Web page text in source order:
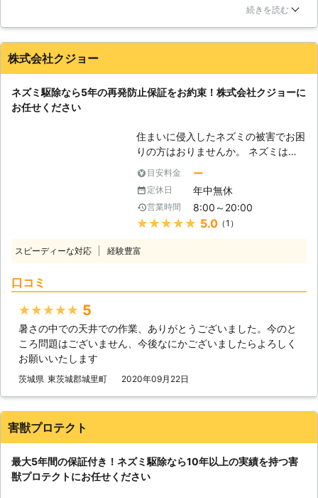
ネズミの体長は20cm程度でしっぽが
長く、耳も大きく見た目はハムスター
なので可愛いのですが、クマネズミの
来るだけ早く駆除する事をオススメ致
します。ねずみ駆除なら株式会社防除
の被害】 ねずみは繁殖や寒さを凌ぐ
ために建物に侵入してきているだけな
ので、実際に見ることはあまりありま
せん。そのため、ねずみに侵入されて
も被害に気づきにくく、夜に足音が聞
こえるくらいでしょうか。しかし、そ
のまま放っておくと、天井裏に住んで
するので、それらがどんどん溜まって
と臭いも酷く、ねずみの数も増えてい
後が大変です。
なことは一切なく、非常に良かったです。また見積もり通りの
で、駆除後はねずみを見て悲鳴を上げることもなくなりまし
た。
岐阜県 大垣市 2016年12月20日
続きを読む
株式会社クジョー
ネズミ駆除なら5年の再発防止保証をお約束！株式会社クジョーに
お任せください
住まいに侵入したネズミの被害でお困
りの方はおりませんか。 ネズミは何
でもかじる習性があるため、食品をか
じられたり、配管パイプほか建物設備
をかじられてしまうこともあります。
中には電気配線などをかじり、停電や
火災発生の原因になってしまうことも
おこなっておきたいものですよね。
っかりとした業者に依頼をお願いした
い」 このような、ネズミに関するこ
供するネズミ駆除サービスをご利用く
にネズミ駆除をお願いしてもネズミが
再発してしまったら意味がありません
目安料金 ー
定休日 年中無休
営業時間 8:00～20:00
★★★★★ 5.0（1）
スピーディーな対応 経験豊富
口コミ
★★★★★ 5
暑さの中での天井での作業、ありがとうございました。今のと
ころ問題はございません、今後なにかございましたらよろしく
お願いいたします
茨城県 東茨城郡城里町 2020年09月22日
害獣プロテクト
最大5年間の保証付き！ネズミ駆除なら10年以上の実績を持つ害
獣プロテクトにお任せください